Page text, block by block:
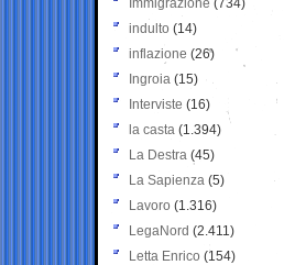
Immigrazione (734)
indulto (14)
inflazione (26)
Ingroia (15)
Interviste (16)
la casta (1.394)
La Destra (45)
La Sapienza (5)
Lavoro (1.316)
LegaNord (2.411)
Letta Enrico (154)